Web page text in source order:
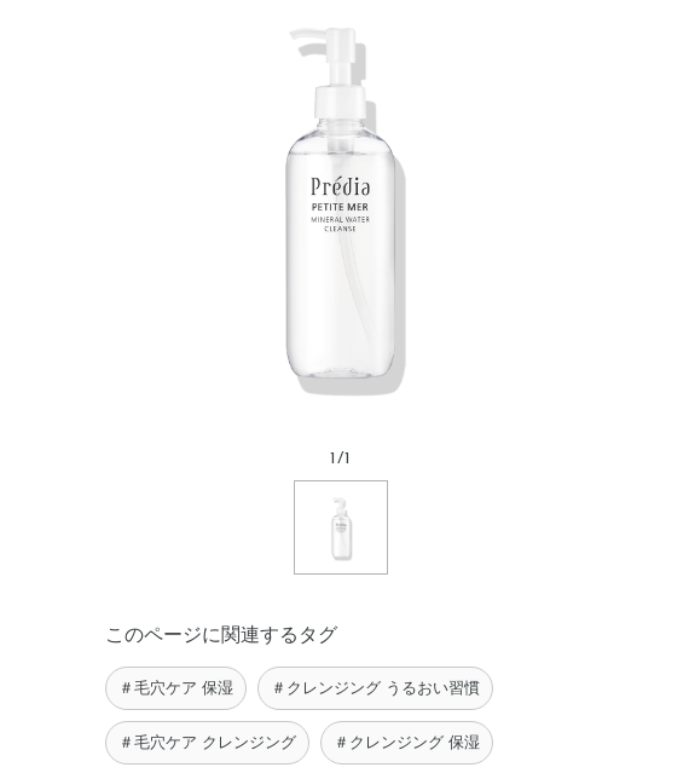
1 /1
このページに関連するタグ
＃毛穴ケア 保湿 ＃クレンジング うるおい習慣
＃毛穴ケア クレンジング ＃クレンジング 保湿